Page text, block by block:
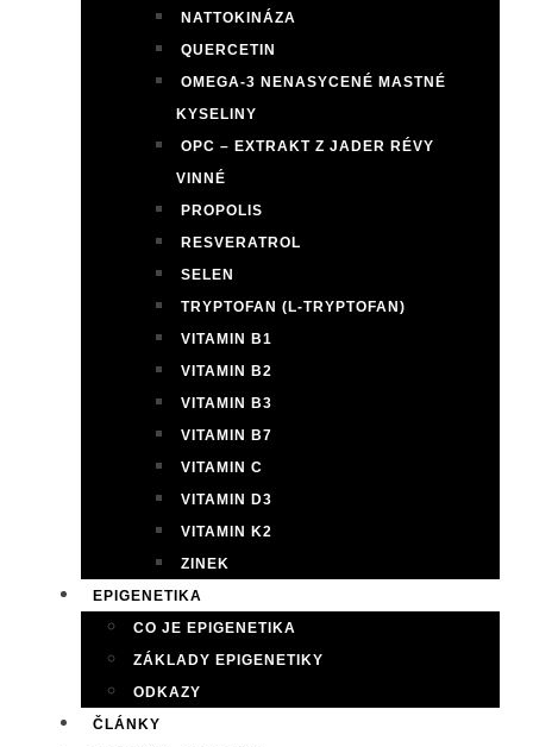
NATTOKINÁZA
QUERCETIN
OMEGA-3 NENASYCENÉ MASTNÉ
KYSELINY
OPC – EXTRAKT Z JADER RÉVY
VINNÉ
PROPOLIS
RESVERATROL
SELEN
TRYPTOFAN (L-TRYPTOFAN)
VITAMIN B1
VITAMIN B2
VITAMIN B3
VITAMIN B7
VITAMIN C
VITAMIN D3
VITAMIN K2
ZINEK
EPIGENETIKA
CO JE EPIGENETIKA
ZÁKLADY EPIGENETIKY
ODKAZY
ČLÁNKY